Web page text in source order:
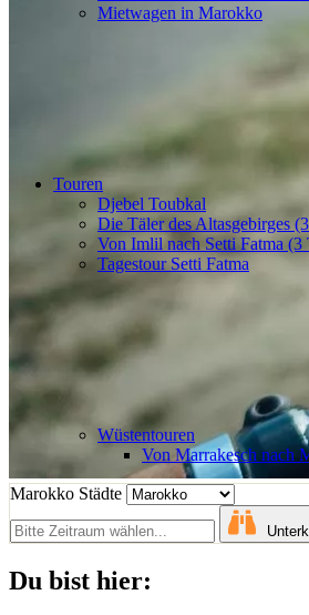
Mietwagen in Marokko
Touren
Djebel Toubkal
Die Täler des Altasgebirges
Von Imlil nach Setti Fatma (3
Tagestour Setti Fatma
Wüstentouren
Von Marrakesch nach
Marokko Städte
Du bist hier: